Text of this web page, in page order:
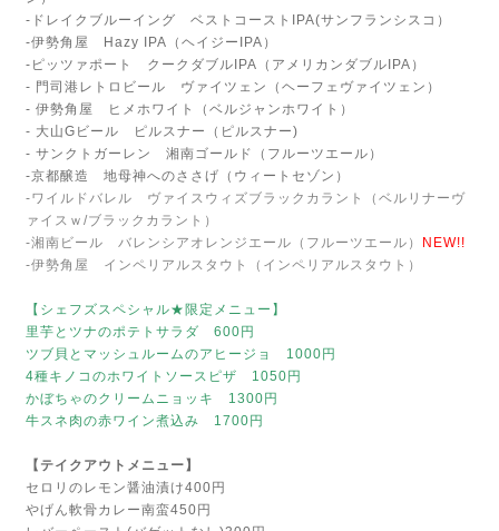
-ドレイクブルーイング ベストコーストIPA(サンフランシスコ）
-伊勢角屋 Hazy IPA（ヘイジーIPA）
-ピッツァポート クークダブルIPA（アメリカンダブルIPA）
- 門司港レトロビール ヴァイツェン（ヘーフェヴァイツェン）
- 伊勢角屋 ヒメホワイト（ベルジャンホワイト）
- 大山Gビール ピルスナー（ピルスナー)
- サンクトガーレン 湘南ゴールド（フルーツエール）
-京都醸造 地母神へのささげ（ウィートセゾン）
-ワイルドバレル ヴァイスウィズブラックカラント（ベルリナーヴ
ァイスｗ/ブラックカラント）
-湘南ビール バレンシアオレンジエール（フルーツエール）
NEW!!
-伊勢角屋 インペリアルスタウト（インペリアルスタウト）
【シェフズスペシャル★限定メニュー】
里芋とツナのポテトサラダ 600円
ツブ貝とマッシュルームのアヒージョ 1000円
4種キノコのホワイトソースピザ 1050円
かぼちゃのクリームニョッキ 1300円
牛スネ肉の赤ワイン煮込み 1700円
【テイクアウトメニュー】
セロリのレモン醤油漬け400円
やげん軟骨カレー南蛮450円